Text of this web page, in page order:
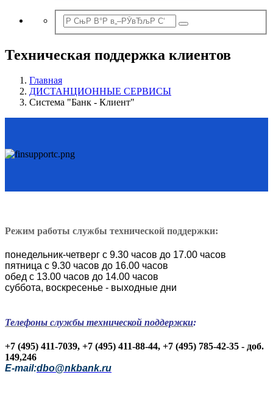
Техническая поддержка клиентов
Главная
ДИСТАНЦИОННЫЕ СЕРВИСЫ
Система "Банк - Клиент"
Режим работы службы технической поддержки:
понедельник-четверг с 9.30 часов до 17.00 часов
пятница с 9.30 часов до 16.00 часов
обед с 13.00 часов до 14.00 часов
суббота, воскресенье - выходные дни
Телефоны службы технической поддержки:
+7 (495) 411-7039, +7 (495) 411-88-44, +7 (495) 785-42-35 - доб.
149,246
E-mail:dbo@nkbank.ru